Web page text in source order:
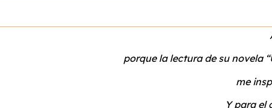
porque la lectura de su novela
me inspiró
Y para el